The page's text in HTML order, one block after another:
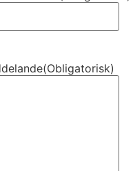
(Obligatorisk)